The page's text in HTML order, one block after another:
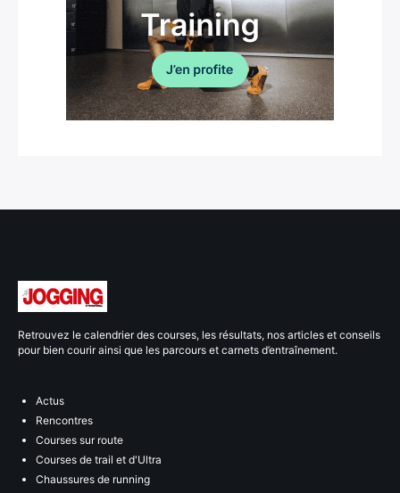
Retrouvez le calendrier des courses, les résultats, nos articles et conseils
pour bien courir ainsi que les parcours et carnets d’entraînement.
Actus
Rencontres
Courses sur route
Courses de trail et d'Ultra
Chaussures de running